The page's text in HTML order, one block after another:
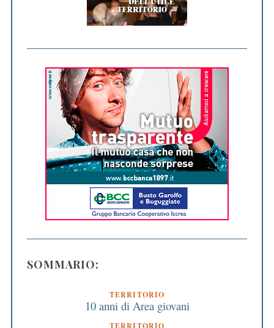
SOMMARIO:
TERRITORIO
10 anni di Area giovani